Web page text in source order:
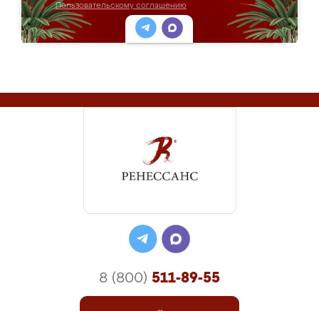
Пользовательскому соглашению
8 (800) 511-89-55